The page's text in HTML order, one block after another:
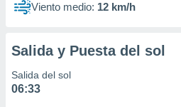
Viento medio: 12 km/h
Salida y Puesta del sol
Salida del sol
06:33